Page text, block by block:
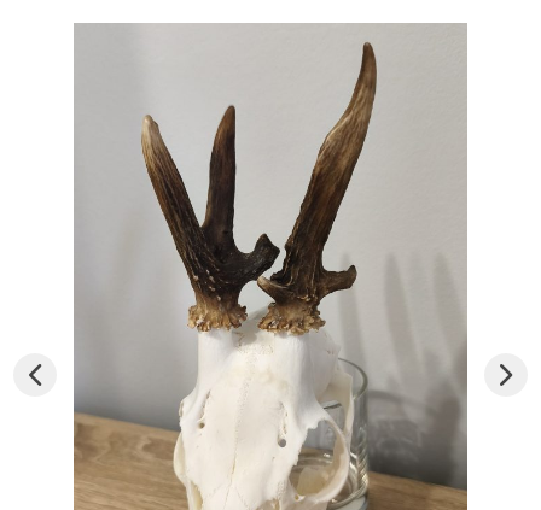
Komentarze i opinie
Konkursy
Regulamin krzyżówki
Prawo łowieckie
Kynologia łowiecka
Broń, amunicja, optyka i akcesoria